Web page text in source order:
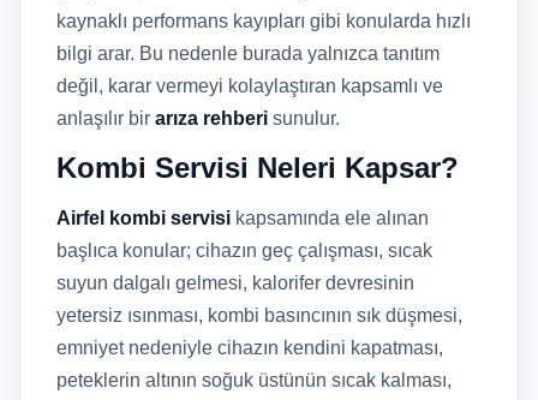
kaynaklı performans kayıpları gibi konularda hızlı
bilgi arar. Bu nedenle burada yalnızca tanıtım
değil, karar vermeyi kolaylaştıran kapsamlı ve
anlaşılır bir arıza rehberi sunulur.
Kombi Servisi Neleri Kapsar?
Airfel kombi servisi kapsamında ele alınan
başlıca konular; cihazın geç çalışması, sıcak
suyun dalgalı gelmesi, kalorifer devresinin
yetersiz ısınması, kombi basıncının sık düşmesi,
emniyet nedeniyle cihazın kendini kapatması,
peteklerin altının soğuk üstünün sıcak kalması,